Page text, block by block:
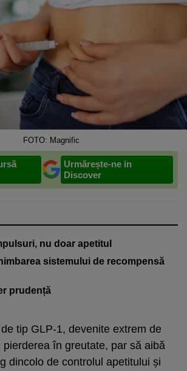
FOTO: Magnific
Urmărește-ne in
Discover
nu doar apetitul
sistemului de recompensă
prudență
tip GLP-1, devenite extrem de
pierderea în greutate, par să aibă
dincolo de controlul apetitului și